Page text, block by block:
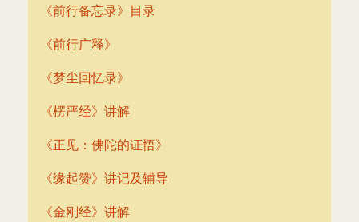
《前行备忘录》目录
《前行广释》
《梦尘回忆录》
《楞严经》讲解
《正见：佛陀的证悟》
《缘起赞》讲记及辅导
《金刚经》讲解